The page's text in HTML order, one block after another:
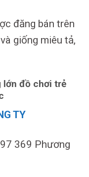
đăng bán trên
giống miêu tả,
lớn đồ chơi trẻ
TY
369 Phương